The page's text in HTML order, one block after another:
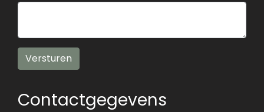
Versturen
Contactgegevens